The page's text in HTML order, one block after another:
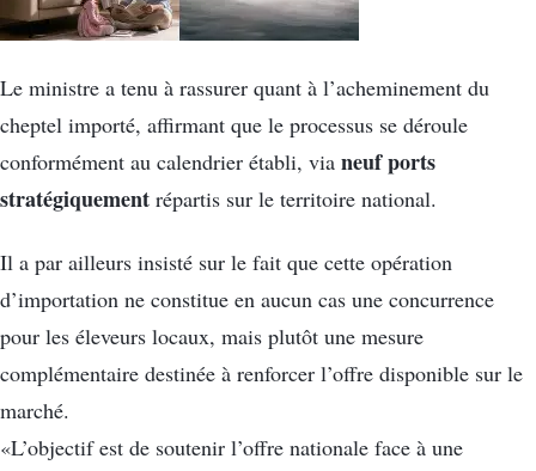
Le ministre a tenu à rassurer quant à l’acheminement du
cheptel importé, affirmant que le processus se déroule
conformément au calendrier établi, via neuf ports
stratégiquement répartis sur le territoire national.
Il a par ailleurs insisté sur le fait que cette opération
d’importation ne constitue en aucun cas une concurrence
pour les éleveurs locaux, mais plutôt une mesure
complémentaire destinée à renforcer l’offre disponible sur le
marché.
«L’objectif est de soutenir l’offre nationale face à une